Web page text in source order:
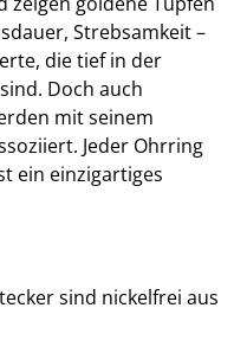
Strebsamkeit –
die tief in der
Doch auch
mit seinem
Jeder Ohrring
ein einzigartiges
sind nickelfrei aus